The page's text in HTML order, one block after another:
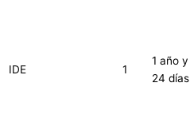
IDE 1
1 año y
24 días